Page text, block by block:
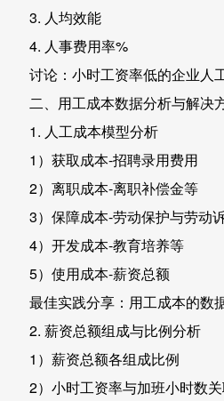
3. 人均效能
4. 人事费用率%
讨论：小时工资率低的企业人
二、用工成本数据分析与解决
1. 人工成本模型分析
1）获取成本-招聘录用费用
2）离职成本-离职补偿金等
3）保障成本-劳动保护与劳动
4）开发成本-教育培养等
5）使用成本-薪资总额
最佳实践分享：用工成本的数
2. 薪资总额组成与比例分析
1）薪资总额各组成比例
2）小时工资率与加班小时数